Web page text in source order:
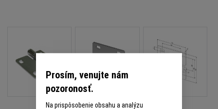
Prosím, venujte nám
pozoronosť.
Na prispôsobenie obsahu a analýzu